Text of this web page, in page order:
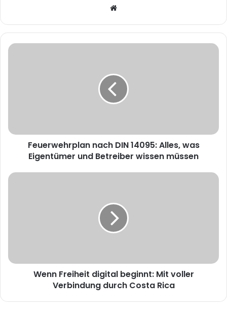
b
s
e
Feuerwehrplan nach DIN 14095: Alles, was
Eigentümer und Betreiber wissen müssen
Wenn Freiheit digital beginnt: Mit voller
Verbindung durch Costa Rica